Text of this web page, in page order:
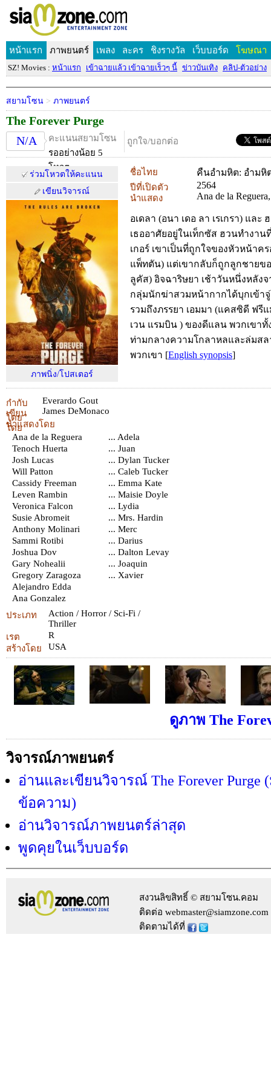
หน้าแรก ภาพยนตร์ เพลง ละคร ชิงรางวัล เว็บบอร์ด โฆษณา
SZ! Movies : หน้าแรก เข้าฉายแล้ว เข้าฉายเร็วๆ นี้ ข่าวบันเทิง คลิป-ตัวอย่าง
สยามโซน > ภาพยนตร์
The Forever Purge
N/A
คะแนนสยามโซน
รออย่างน้อย 5
โหวต
ถูกใจ/บอกต่อ
ร่วมโหวตให้คะแนน
เขียนวิจารณ์
ภาพนิ่ง/โปสเตอร์
ชื่อไทย คืนอำมหิต: อำมหิ
ปีที่เปิดตัว 2564
นำแสดง Ana de la
อเดลา (อนา เดอ ลา เรเกรา) และ
เธออาศัยอยู่ในเท็กซัส ฮวนทำงาน
เกอร์ เขาเป็นที่ถูกใจของหัวหน้าค
แพ็ทตัน) แต่เขากลับก็ถูกลูกชายข
ลูคัส) อิจฉาริษยา เช้าวันหนึ่งหลัง
กลุ่มนักฆ่าสวมหน้ากากได้บุกเข้า
รวมถึงภรรยา เอมมา (แคสซิดี ฟรี
เวน แรมบิน ) ของดีแลน พวกเขา
ท่ามกลางความโกลาหลและล่มสล
พวกเขา [English synopsis]
กำกับ
โดย
Everardo Gout
เขียน
โดย
James DeMonaco
นำแสดงโดย
Ana de la Reguera
... Adela
Tenoch Huerta
... Juan
Josh Lucas
... Dylan Tucker
Will Patton
... Caleb Tucker
Cassidy Freeman
... Emma Kate
Leven Rambin
... Maisie Doyle
Veronica Falcon
... Lydia
Susie Abromeit
... Mrs. Hardin
Anthony Molinari
... Merc
Sammi Rotibi
... Darius
Joshua Dov
... Dalton Levay
Gary Nohealii
... Joaquin
Gregory Zaragoza
... Xavier
Alejandro Edda
Ana Gonzalez
ประเภท
Action / Horror / Sci-Fi /
Thriller
เรต
R
สร้างโดย
USA
ดูภาพ The
วิจารณ์ภาพยนตร์
อ่านและเขียนวิจารณ์ The Forever Purge
ข้อความ)
อ่านวิจารณ์ภาพยนตร์ล่าสุด
พูดคุยในเว็บบอร์ด
สงวนลิขสิทธิ์ © สยามโซน.คอม
ติดต่อ webmaster@siamzone.com
ติดตามได้ที่